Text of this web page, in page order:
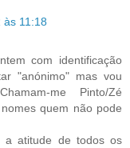
às 11:18
com identificação
"anónimo" mas vou
me Pinto/Zé
quem não pode
a atitude de todos os